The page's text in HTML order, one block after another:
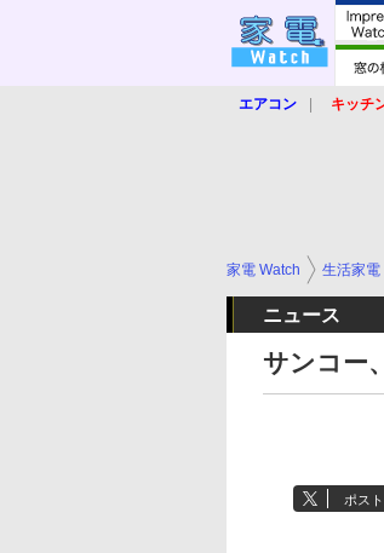
エアコン キッチ
家電 Watch 生活家電
ニュース
サンコー
ポスト